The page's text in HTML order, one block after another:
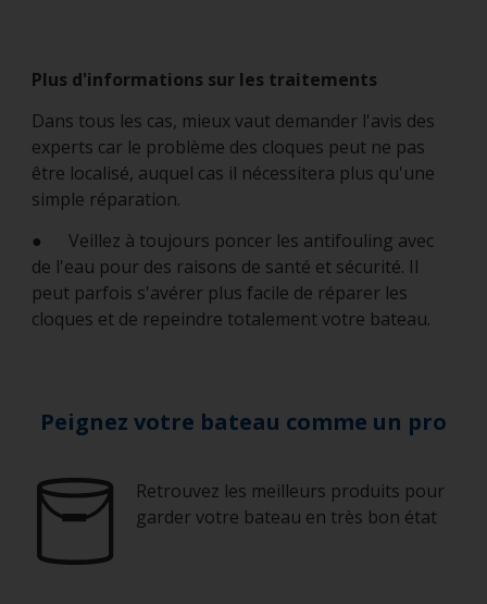
Plus d'informations sur les traitements
Dans tous les cas, mieux vaut demander l'avis des
experts car le problème des cloques peut ne pas
être localisé, auquel cas il nécessitera plus qu'une
simple réparation.
● Veillez à toujours poncer les antifouling avec
de l'eau pour des raisons de santé et sécurité. Il
peut parfois s'avérer plus facile de réparer les
cloques et de repeindre totalement votre bateau.
Peignez votre bateau comme un pro
Retrouvez les meilleurs produits pour
garder votre bateau en très bon état